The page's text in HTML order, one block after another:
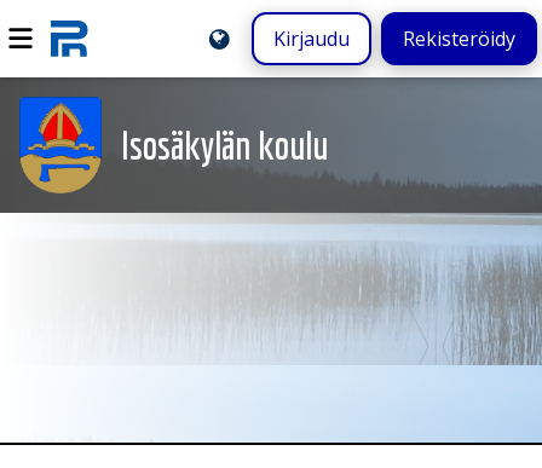
Kirjaudu Rekisteröidy
Isosäkylän koulu